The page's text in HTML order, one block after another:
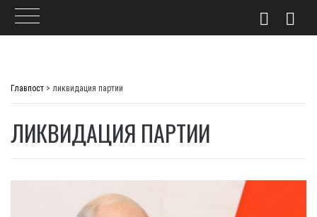
Главпост > ликвидация партии
ЛИКВИДАЦИЯ ПАРТИИ